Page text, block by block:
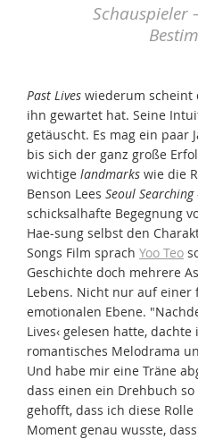
Schauspieler
Past Lives wiederum scheint
ihn gewartet hat. Seine
getäuscht. Es mag ein paar
bis sich der ganz große
wichtige landmarks wie die
Benson Lees Seoul Searching
schicksalhafte Begegnung
Hae-sung selbst den
Songs Film sprach Yoo Teo
Geschichte doch mehrere
Lebens. Nicht nur auf einer
emotionalen Ebene.
Lives‹ gelesen hatte,
romantisches Melodrama
Und habe mir eine Träne
dass einen ein Drehbuch
gehofft, dass ich diese
Moment genau wusste,